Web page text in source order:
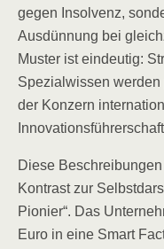
gegen Insolvenz,
Ausdünnung bei
Muster ist eindeutig:
Spezialwissen
der Konzern
Diese
Kontrast zur
Pionier“. Das
Euro in eine Smart